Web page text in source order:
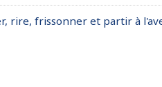
frissonner et partir à